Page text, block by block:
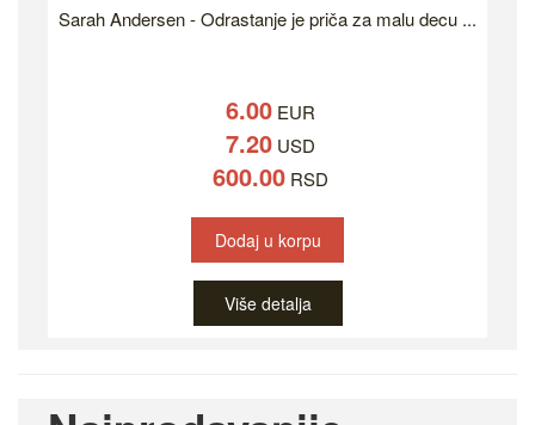
Sarah Andersen - Odrastanje je priča za malu decu ...
6.00 EUR
7.20 USD
600.00 RSD
Dodaj u korpu
Više detalja